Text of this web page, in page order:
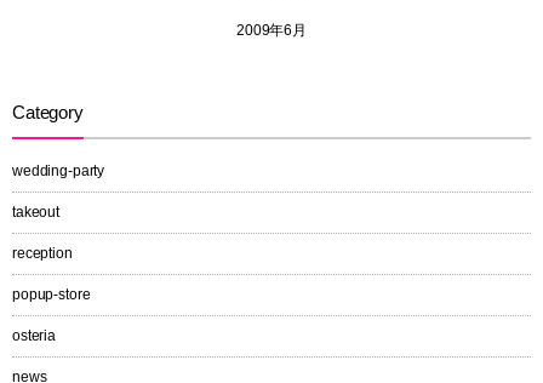
2009年6月
Category
wedding-party
takeout
reception
popup-store
osteria
news